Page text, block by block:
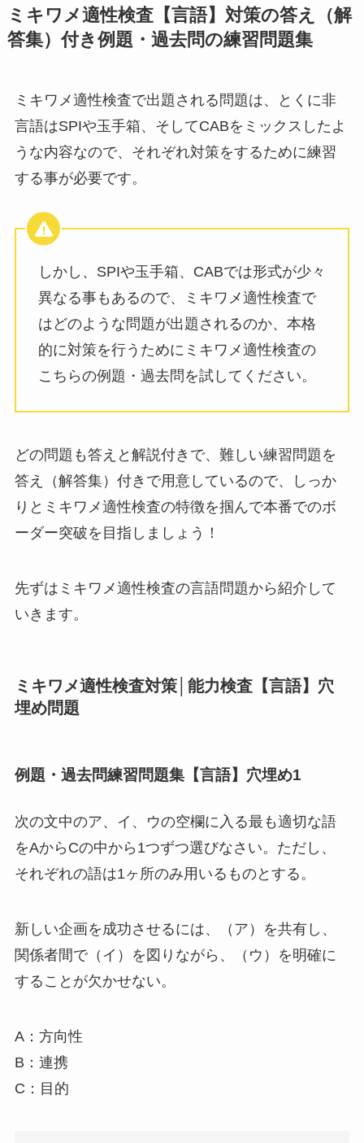
ミキワメ適性検査【言語】対策の答え（解
答集）付き例題・過去問の練習問題集
ミキワメ適性検査で出題される問題は、とくに非
言語はSPIや玉手箱、そしてCABをミックスしたよ
うな内容なので、それぞれ対策をするために練習
する事が必要です。
しかし、SPIや玉手箱、CABでは形式が少々
異なる事もあるので、ミキワメ適性検査で
はどのような問題が出題されるのか、本格
的に対策を行うためにミキワメ適性検査の
こちらの例題・過去問を試してください。
どの問題も答えと解説付きで、難しい練習問題を
答え（解答集）付きで用意しているので、しっか
りとミキワメ適性検査の特徴を掴んで本番でのボ
ーダー突破を目指しましょう！
先ずはミキワメ適性検査の言語問題から紹介して
いきます。
ミキワメ適性検査対策│能力検査【言語】穴
埋め問題
例題・過去問練習問題集【言語】穴埋め1
次の文中のア、イ、ウの空欄に入る最も適切な語
をAからCの中から1つずつ選びなさい。ただし、
それぞれの語は1ヶ所のみ用いるものとする。
新しい企画を成功させるには、（ア）を共有し、
関係者間で（イ）を図りながら、（ウ）を明確に
することが欠かせない。
A：方向性
B：連携
C：目的